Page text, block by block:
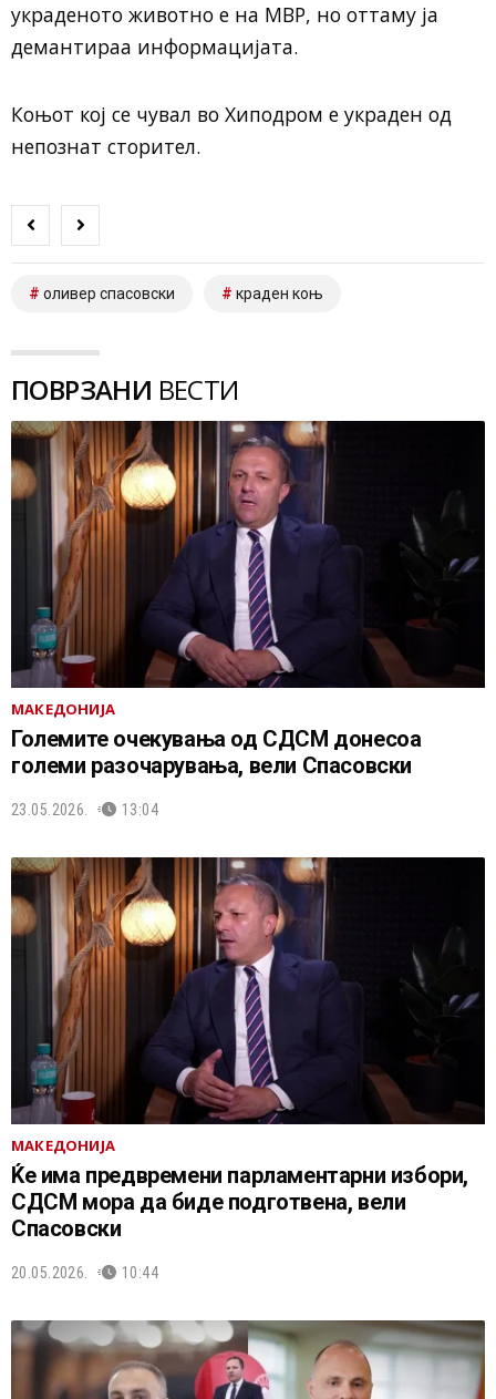
украденото животно е на МВР, но оттаму ја
демантираа информацијата.
Коњот кој се чувал во Хиподром е украден од
непознат сторител.
оливер спасовски краден коњ
ПОВРЗАНИ ВЕСТИ
МАКЕДОНИЈА
Големите очекувања од СДСМ донесоа
големи разочарувања, вели Спасовски
23.05.2026. 13:04
МАКЕДОНИЈА
Ќе има предвремени парламентарни избори,
СДСМ мора да биде подготвена, вели
Спасовски
20.05.2026. 10:44